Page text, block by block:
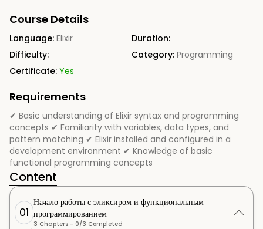
Course Details
Language: Elixir
Duration:
Difficulty:
Category: Programming
Certificate: Yes
Requirements
✔ Basic understanding of Elixir syntax and programming
concepts ✔ Familiarity with variables, data types, and
pattern matching ✔ Elixir installed and configured in a
development environment ✔ Knowledge of basic
functional programming concepts
Content
01
Начало работы с эликсиром и функциональным
программированием
3 Chapters - 0/3 Completed